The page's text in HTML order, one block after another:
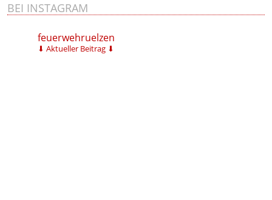
BEI INSTAGRAM
feuerwehruelzen
⬇ Aktueller Beitrag ⬇